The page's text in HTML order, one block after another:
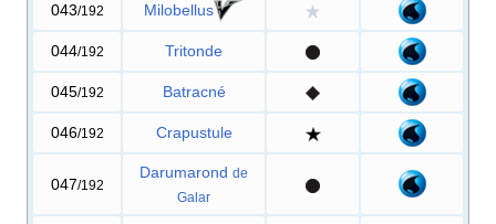
043/192 Milobellus
044/192 Tritonde
045/192 Batracné
046/192 Crapustule
047/192
Darumarond de
Galar